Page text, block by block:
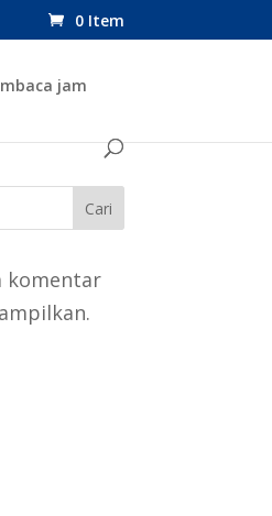
0 Item
jam
Cari
komentar